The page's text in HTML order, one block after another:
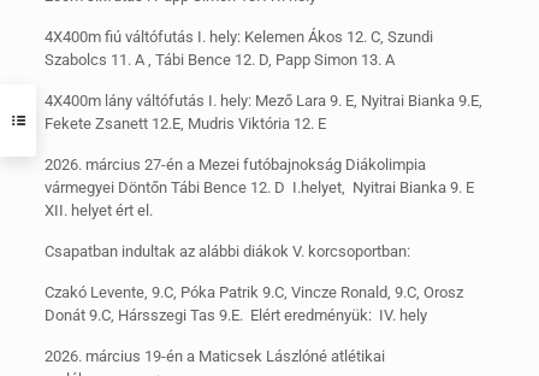
4X400m fiú váltófutás I. hely: Kelemen Ákos 12. C, Szundi
Szabolcs 11. A , Tábi Bence 12. D, Papp Simon 13. A
4X400m lány váltófutás I. hely: Mező Lara 9. E, Nyitrai Bianka 9.E,
Fekete Zsanett 12.E, Mudris Viktória 12. E
2026. március 27-én a Mezei futóbajnokság Diákolimpia
vármegyei Döntőn Tábi Bence 12. D I.helyet, Nyitrai Bianka 9. E
XII. helyet ért el.
Csapatban indultak az alábbi diákok V. korcsoportban:
Czakó Levente, 9.C, Póka Patrik 9.C, Vincze Ronald, 9.C, Orosz
Donát 9.C, Hársszegi Tas 9.E. Elért eredményük: IV. hely
2026. március 19-én a Maticsek Lászlóné atlétikai